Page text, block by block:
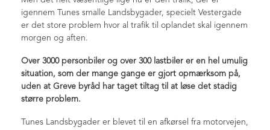
Fingerplanen - NYT
Diverse info
Trafikken i Tune
Trafikplan for Tune
Spæncom grunden - Lundevej
Plejecenter i Tune
Tjæreby grusgrav
Billeder
igennem Tunes smalle Landsbygader, specielt Vestergade
er det store problem hvor al trafik til oplandet skal igennem
morgen og aften.
Over 3000 personbiler og over 300 lastbiler er en hel umulig
situation, som der mange gange er gjort opmærksom på,
uden at Greve byråd har taget tiltag til at løse det stadig
større problem.
Tunes Landsbygader er blevet til en afkørsel fra motorvejen,